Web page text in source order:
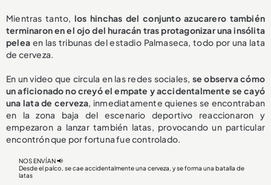
Mientras tanto, los hinchas del conjunto azucarero también
terminaron en el ojo del huracán tras protagonizar una insólita
pelea en las tribunas del estadio Palmaseca, todo por una lata
de cerveza.
En un video que circula en las redes sociales, se observa cómo
un aficionado no creyó el empate y accidentalmente se cayó
una lata de cerveza, inmediatamente quienes se encontraban
en la zona baja del escenario deportivo reaccionaron y
empezaron a lanzar también latas, provocando un particular
encontrón que por fortuna fue controlado.
NOS ENVÍAN 📢
Desde el palco, se cae accidentalmente una cerveza, y se forma una batalla de
latas